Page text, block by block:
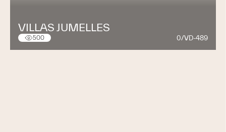
VILLAS JUMELLES
500 0/VD-489